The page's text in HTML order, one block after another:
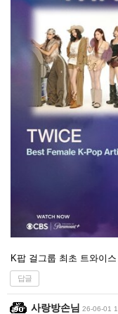
K팝 걸그룹 최초 트와이
답글
사랑방손님 26-06-01